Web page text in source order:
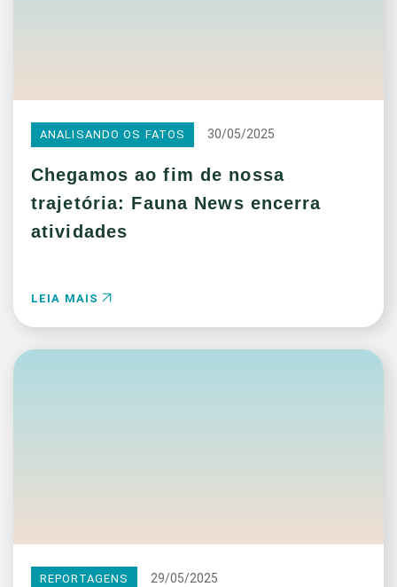
ANALISANDO OS FATOS 30/05/2025
Chegamos ao fim de nossa
trajetória: Fauna News encerra
atividades
LEIA MAIS
REPORTAGENS 29/05/2025